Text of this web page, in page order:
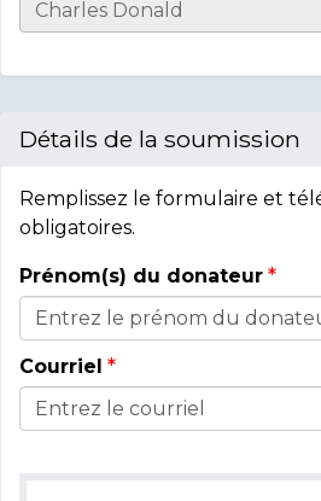
Informations
l'individu
Détails de la soumission
Remplissez le formulaire et
obligatoires.
Détails
du
donateur
Prénom(s) du donateur
Courriel